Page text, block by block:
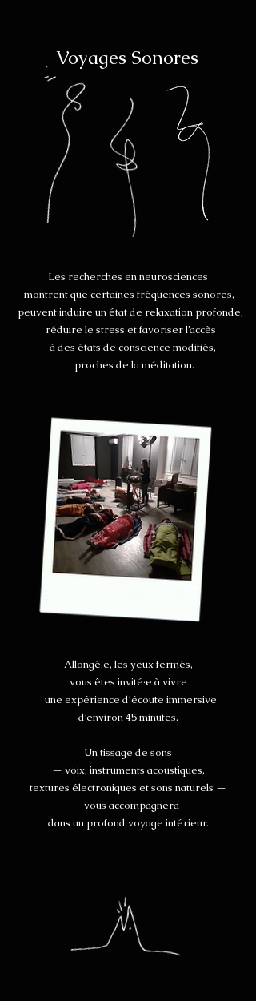
Voyages Sonores
Les recherches en neurosciences
montrent que certaines fréquences sonores,
peuvent induire un état de relaxation profonde,
réduire le stress et favoriser l’accès
à des états de conscience modifiés,
proches de la méditation.
Allongé.e, les yeux fermés,
vous êtes invité·e à vivre
une expérience d’écoute immersive
d’environ 45 minutes.
Un tissage de sons
— voix, instruments acoustiques,
textures électroniques et sons naturels —
vous accompagnera
dans un profond voyage intérieur.